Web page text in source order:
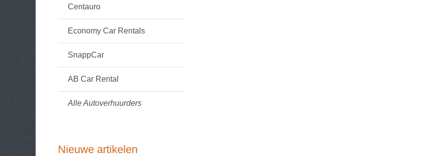
Centauro
Economy Car Rentals
SnappCar
AB Car Rental
Alle Autoverhuurders
Nieuwe artikelen